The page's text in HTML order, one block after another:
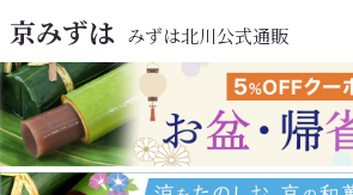
京みずは みずは北川公式通販